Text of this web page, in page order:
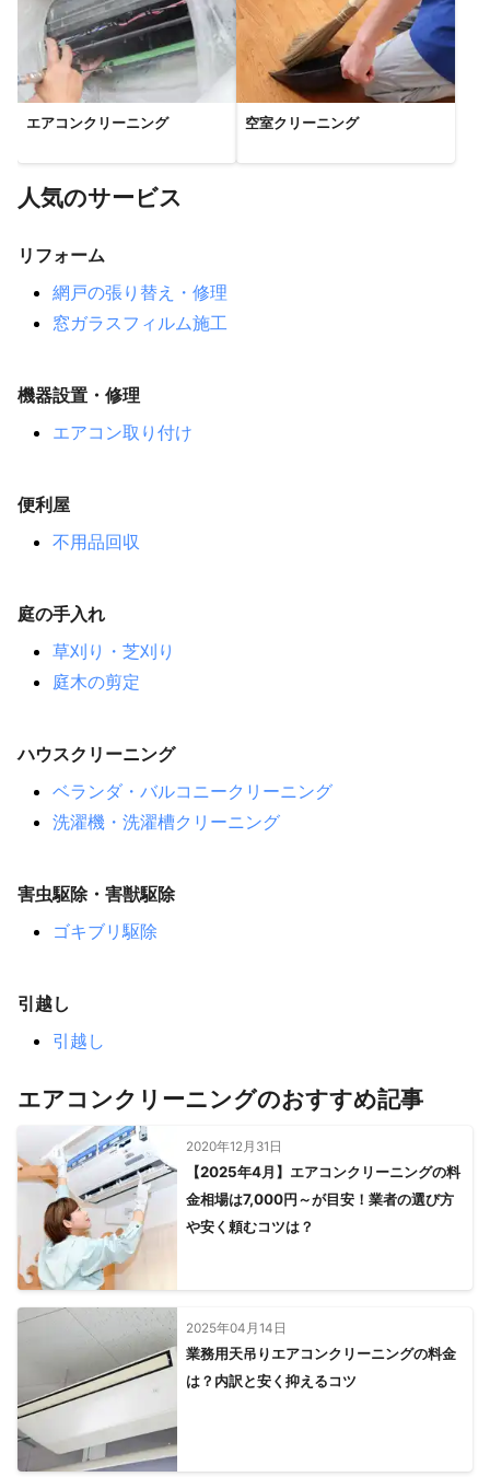
エアコンクリーニング 空室クリーニング
人気のサービス
リフォーム
網戸の張り替え・修理
窓ガラスフィルム施工
機器設置・修理
エアコン取り付け
便利屋
不用品回収
庭の手入れ
草刈り・芝刈り
庭木の剪定
ハウスクリーニング
ベランダ・バルコニークリーニング
洗濯機・洗濯槽クリーニング
害虫駆除・害獣駆除
ゴキブリ駆除
引越し
引越し
エアコンクリーニングのおすすめ記事
2020年12月31日
【2025年4月】エアコンクリーニングの料
金相場は7,000円～が目安！業者の選び方
や安く頼むコツは？
2025年04月14日
業務用天吊りエアコンクリーニングの料金
は？内訳と安く抑えるコツ